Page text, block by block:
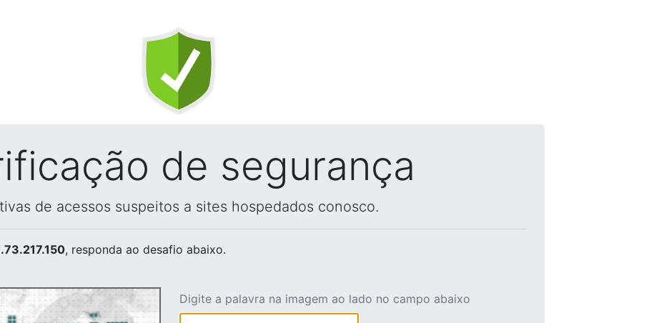
de segurança
de acessos suspeitos a sites hospedados conosco.
, responda ao desafio abaixo.
Digite a palavra na imagem ao lado no campo abaixo